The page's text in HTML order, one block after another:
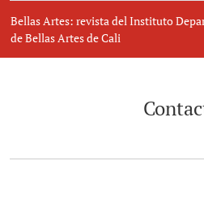
Bellas Artes: revista del Instituto
de Bellas Artes de Cali